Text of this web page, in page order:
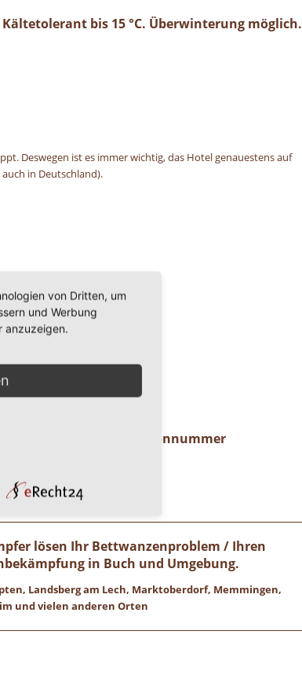
Kältetolerant bis 15 °C. Überwinterung möglich.
Deswegen ist es immer wichtig, das Hotel genauestens auf
in Deutschland).
an unter der Telefonnummer
1 7 1.
Anruf!
lösen Ihr Bettwanzenproblem / Ihren
in Buch und Umgebung.
Landsberg am Lech, Marktoberdorf, Memmingen,
und vielen anderen Orten
von Dritten, um
und Werbung
anzuzeigen.